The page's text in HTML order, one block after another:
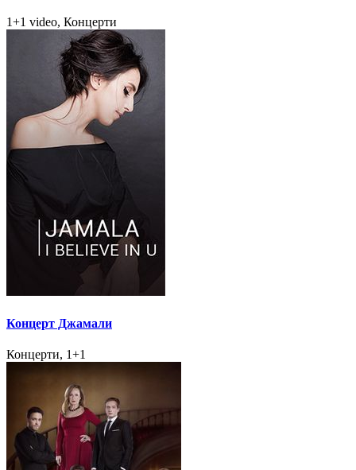
1+1 video, Концерти
Концерт Джамали
Концерти, 1+1